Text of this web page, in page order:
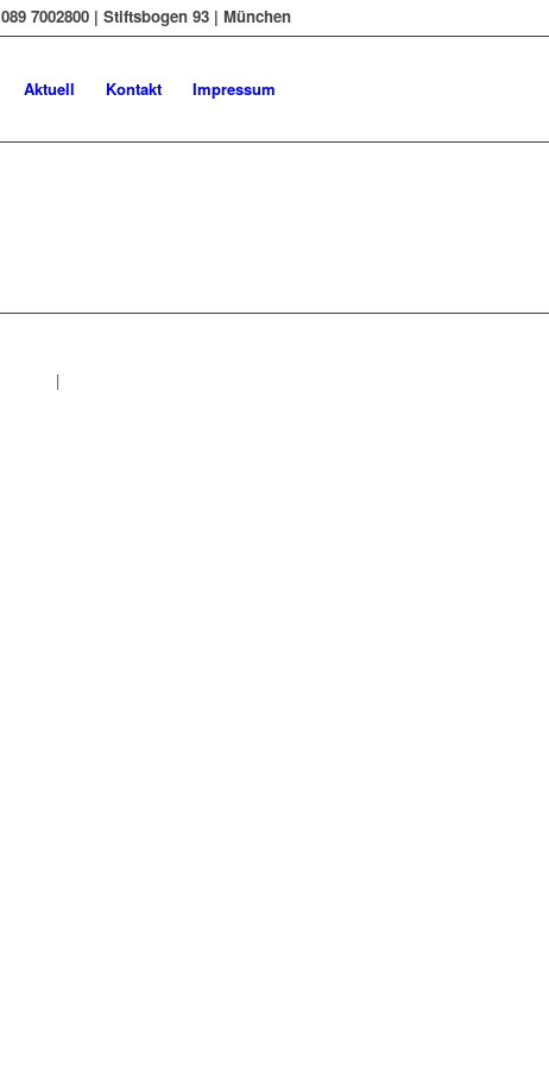
089 7002800 | Stiftsbogen 93 | München
Aktuell Kontakt Impressum
|